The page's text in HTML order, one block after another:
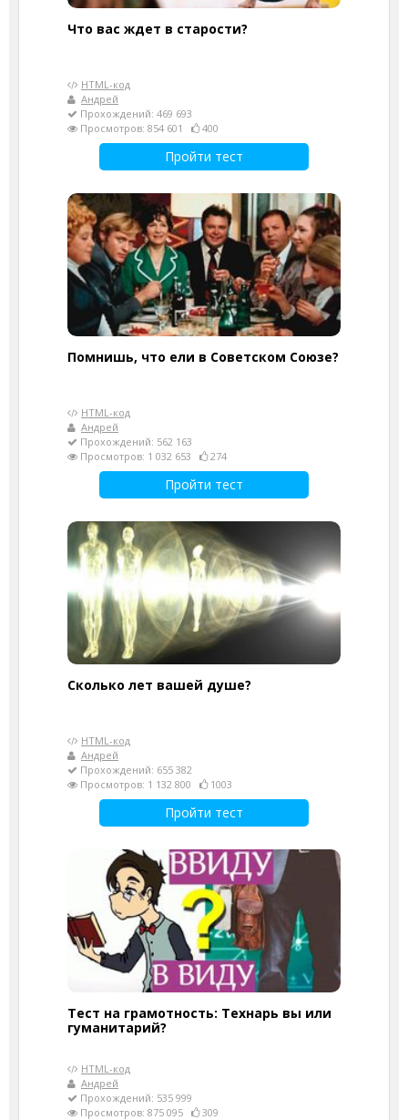
Что вас ждет в старости?
HTML-код
Андрей
Прохождений: 469 693
Просмотров: 854 601
400
Пройти тест
Помнишь, что ели в Советском Союзе?
HTML-код
Андрей
Прохождений: 562 163
Просмотров: 1 032 653
274
Пройти тест
Cколько лет вашей душе?
HTML-код
Андрей
Прохождений: 655 382
Просмотров: 1 132 800
1003
Пройти тест
Тест на грамотность: Технарь вы или
гуманитарий?
HTML-код
Андрей
Прохождений: 535 999
Просмотров: 875 095
309